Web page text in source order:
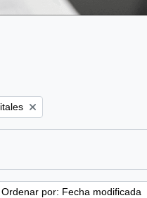
Ordenar por: Fecha modificada